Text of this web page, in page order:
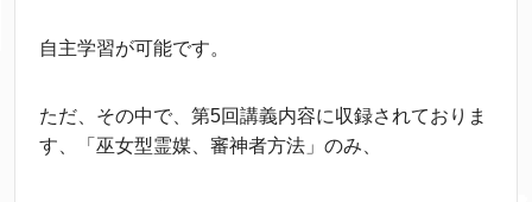
自主学習が可能です。
ただ、その中で、第5回講義内容に収録されておりま
す、「巫女型霊媒、審神者方法」のみ、